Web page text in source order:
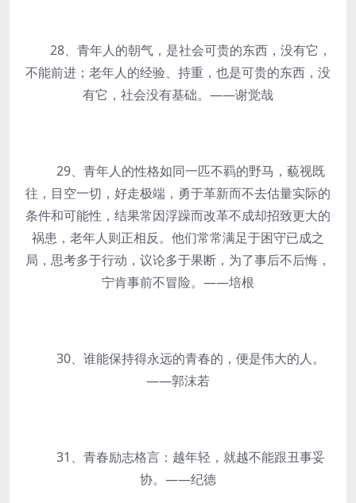
28、青年人的朝气，是社会可贵的东西，没有它，
不能前进；老年人的经验、持重，也是可贵的东西，没
有它，社会没有基础。——谢觉哉
29、青年人的性格如同一匹不羁的野马，藐视既
往，目空一切，好走极端，勇于革新而不去估量实际的
条件和可能性，结果常因浮躁而改革不成却招致更大的
祸患，老年人则正相反。他们常常满足于困守已成之
局，思考多于行动，议论多于果断，为了事后不后悔，
宁肯事前不冒险。——培根
30、谁能保持得永远的青春的，便是伟大的人。
——郭沫若
31、青春励志格言：越年轻，就越不能跟丑事妥
协。——纪德